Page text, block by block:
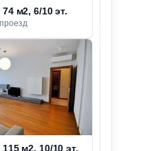
м2, 6/10 эт.
м2, 10/10 эт.